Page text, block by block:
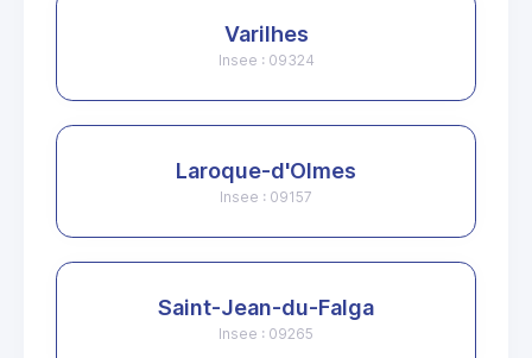
Varilhes
Insee : 09324
Laroque-d'Olmes
Insee : 09157
Saint-Jean-du-Falga
Insee : 09265